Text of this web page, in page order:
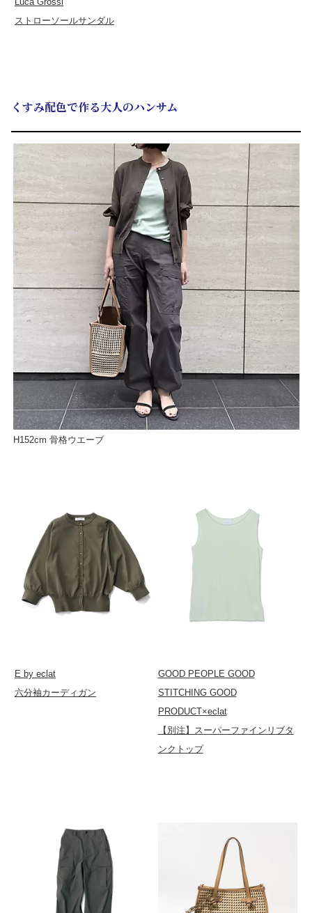
ストローソールサンダル
くすみ配色で作る大人のハンサム
H152cm 骨格ウエーブ
E by eclat
六分袖カーディガン
GOOD PEOPLE GOOD
STITCHING GOOD
PRODUCT×eclat
【別注】スーパーファインリブタ
ンクトップ